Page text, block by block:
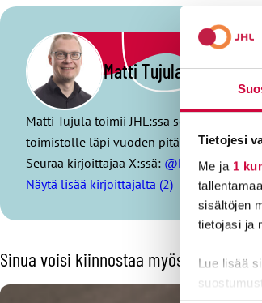
Tietojesi
Me ja 1
sisältöjen
tietojasi ja
Lue lisää
Matti Tujula
Matti Tujula toimii JHL:ssä sote-aloista
toimistolle läpi vuoden pitää oman mielen
Seuraa kirjoittajaa X:ssä: @MattiTujula
Näytä lisää kirjoittajalta (2)
Sinua voisi kiinnostaa myös